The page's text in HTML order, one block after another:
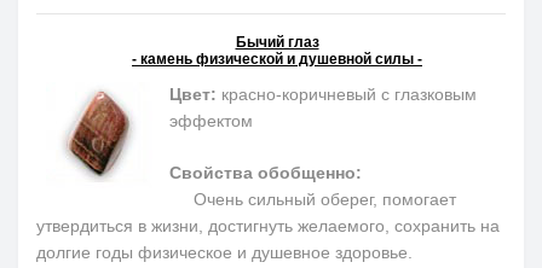
Бычий глаз
- камень физической и душевной силы -
Цвет: красно-коричневый с глазковым
эффектом
Свойства обобщенно:
Очень сильный оберег, помогает
утвердиться в жизни, достигнуть желаемого, сохранить на
долгие годы физическое и душевное здоровье.